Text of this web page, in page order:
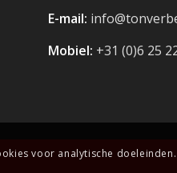
E-mail:
Mobiel: +31 (0)6 25
voor analytische